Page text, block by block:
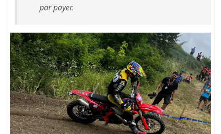
par payer.